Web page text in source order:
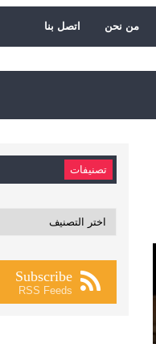
من نحن اتصل بنا
تصنيفات
تصنيفات
Subscribe
RSS Feeds